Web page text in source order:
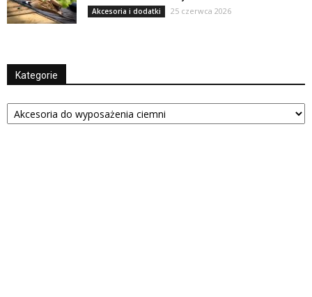
Akcesoria i dodatki 25 czerwca 2026
Kategorie
Kategorie